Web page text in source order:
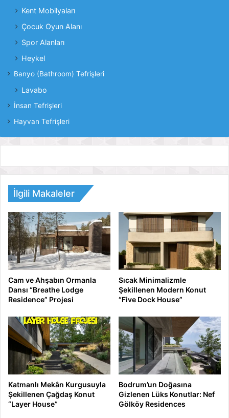
Kent Mobilyaları
Çocuk Oyun Alanı
Spor Alanları
Heykel
Banyo (Bathroom) Tefrişleri
Lavabo
İnsan Tefrişleri
Hayvan Tefrişleri
İlgili Makaleler
Cam ve Ahşabın Ormanla
Dansı “Breathe Lodge
Residence” Projesi
Sıcak Minimalizmle
Şekillenen Modern Konut
“Five Dock House”
Katmanlı Mekân Kurgusuyla
Şekillenen Çağdaş Konut
“Layer House”
Bodrum’un Doğasına
Gizlenen Lüks Konutlar: Nef
Gölköy Residences